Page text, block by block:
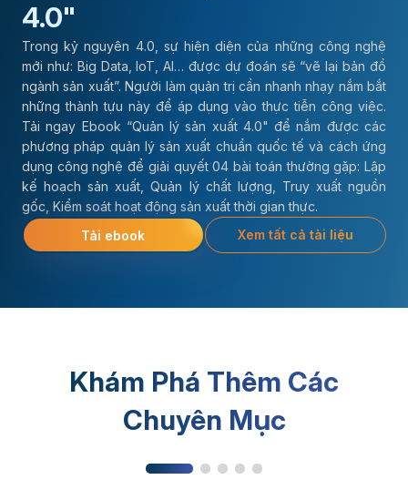
4.0"
Trong kỷ nguyên 4.0, sự hiện diện của những công nghệ
mới như: Big Data, IoT, AI… được dự đoán sẽ “vẽ lại bản đồ
ngành sản xuất”. Người làm quản trị cần nhanh nhạy nắm bắt
những thành tựu này để áp dụng vào thực tiễn công việc.
Tải ngay Ebook “Quản lý sản xuất 4.0" để nắm được các
phương pháp quản lý sản xuất chuẩn quốc tế và cách ứng
dụng công nghệ để giải quyết 04 bài toán thường gặp: Lập
kế hoạch sản xuất, Quản lý chất lượng, Truy xuất nguồn
gốc, Kiểm soát hoạt động sản xuất thời gian thực.
Tải ebook
Xem tất cả tài liệu
Khám Phá Thêm Các
Chuyên Mục
Kiến thức sản xuất